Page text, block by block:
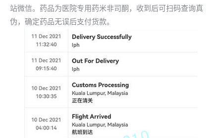
站微信。药品为医院专用药米非司酮，收到后可扫码查询真
伪，确定药品无误后支付货款。